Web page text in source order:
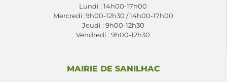
Lundi : 14h00-17h00
Mercredi :9h00-12h30 / 14h00-17h00
Jeudi : 9h00-12h30
Vendredi : 9h00-12h30
MAIRIE DE SANILHAC